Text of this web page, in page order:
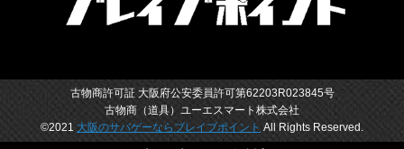
古物商許可証 大阪府公安委員許可第62203R023845号
古物商（道具）ユーエスマート株式会社
©2021 大阪のサバゲーならブレイブポイント All Rights Reserved.